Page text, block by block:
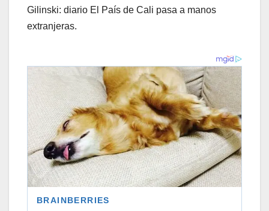
Gilinski: diario El País de Cali pasa a manos
extranjeras.